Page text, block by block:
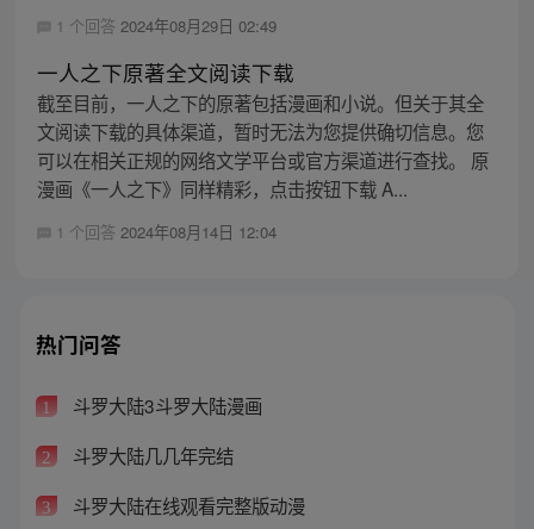
1 个回答 2024年08月29日 02:49
一人之下原著全文阅读下载
截至目前，一人之下的原著包括漫画和小说。但关于其全
文阅读下载的具体渠道，暂时无法为您提供确切信息。您
可以在相关正规的网络文学平台或官方渠道进行查找。 原
漫画《一人之下》同样精彩，点击按钮下载 A...
1 个回答 2024年08月14日 12:04
热门问答
1 斗罗大陆3斗罗大陆漫画
2 斗罗大陆几几年完结
3 斗罗大陆在线观看完整版动漫